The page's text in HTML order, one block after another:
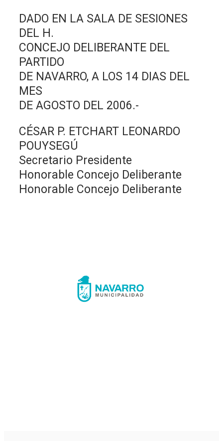
DADO EN LA SALA DE SESIONES
DEL H.
CONCEJO DELIBERANTE DEL
PARTIDO
DE NAVARRO, A LOS 14 DIAS DEL
MES
DE AGOSTO DEL 2006.-
CÉSAR P. ETCHART LEONARDO
POUYSEGÚ
Secretario Presidente
Honorable Concejo Deliberante
Honorable Concejo Deliberante